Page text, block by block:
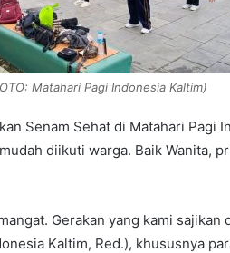
Matahari Pagi Indonesia Kaltim)
Senam Sehat di Matahari Pagi
diikuti warga. Baik Wanita,
Gerakan yang kami sajikan
Kaltim, Red.), khususnya